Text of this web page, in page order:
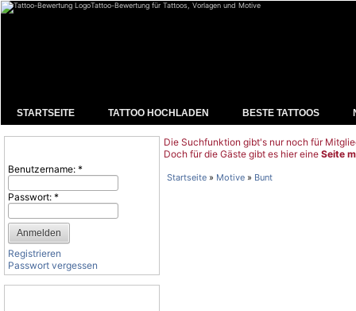
Tattoo-Bewertung für Tattoos, Vorlagen und Motive
STARTSEITE TATTOO HOCHLADEN BESTE TATTOOS
Benutzername: *
Passwort: *
Registrieren
Passwort vergessen
Die Suchfunktion gibt's nur noch für
Doch für die Gäste gibt es hier eine Seite
Startseite » Motive » Bunt